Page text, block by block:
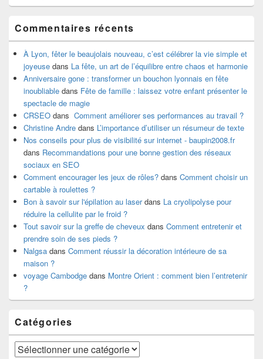
Commentaires récents
À Lyon, fêter le beaujolais nouveau, c’est célébrer la vie simple et
joyeuse dans La fête, un art de l’équilibre entre chaos et harmonie
Anniversaire gone : transformer un bouchon lyonnais en fête
inoubliable dans Fête de famille : laissez votre enfant présenter le
spectacle de magie
CRSEO dans Comment améliorer ses performances au travail ?
Christine Andre dans L’importance d’utiliser un résumeur de texte
Nos conseils pour plus de visibilité sur internet - baupin2008.fr
dans Recommandations pour une bonne gestion des réseaux
sociaux en SEO
Comment encourager les jeux de rôles? dans Comment choisir un
cartable à roulettes ?
Bon à savoir sur l'épilation au laserdans La cryolipolyse pour
réduire la cellulite par le froid ?
Tout savoir sur la greffe de cheveux dans Comment entretenir et
prendre soin de ses pieds ?
Nalgsa dans Comment réussir la décoration intérieure de sa
maison ?
voyage Cambodge dans Montre Orient : comment bien l’entretenir
?
Catégories
Catégories